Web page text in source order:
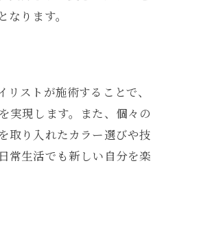
ります。
ストが施術することで、
実現します。また、個々の
取り入れたカラー選びや技
常生活でも新しい自分を楽